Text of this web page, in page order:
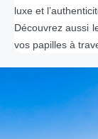
luxe et
Découvrez aussi
vos papilles à